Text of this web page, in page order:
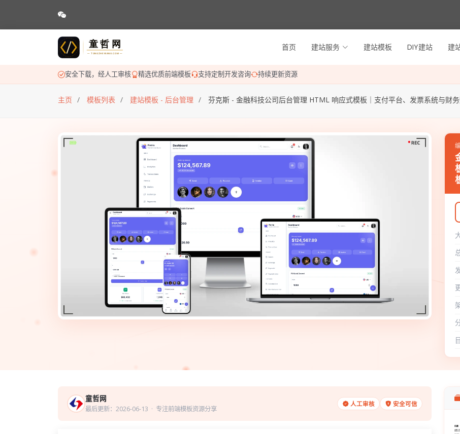
首页 建站服务 建站模板 DIY建站 建
安全下载，经人工审核 精选优质前端模板 支持定制开发咨询 持续更新资源
主页 模板列表 建站模板 - 后台管理 芬克斯 - 金融科技公司后台管理 HTML 响应式模板｜支付平台、发票系统与财
童哲网
最后更新：2026-06-13 · 专注前端模板资源分享
人工审核 安全可信